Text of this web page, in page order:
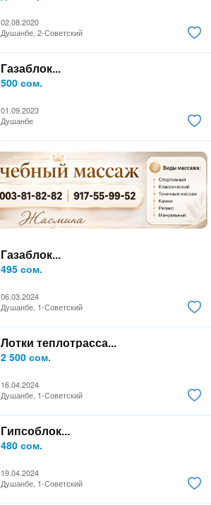
02.08.2020
Душанбе, 2-Советский
Газаблок...
500 сом.
01.09.2023
Душанбе
Газаблок...
495 сом.
06.03.2024
Душанбе, 1-Советский
Лотки теплотрасса...
2 500 сом.
16.04.2024
Душанбе, 1-Советский
Гипсоблок...
480 сом.
19.04.2024
Душанбе, 1-Советский